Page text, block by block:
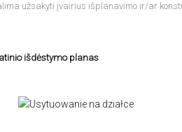
užsakyti įvairius išplanavimo ir/ar
išdėstymo planas